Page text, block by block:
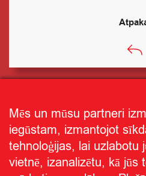
Mēs un mūsu partneri
iegūstam, izmantojot
tehnoloģijas, lai uzlabotu
vietnē, izanalizētu, kā jūs